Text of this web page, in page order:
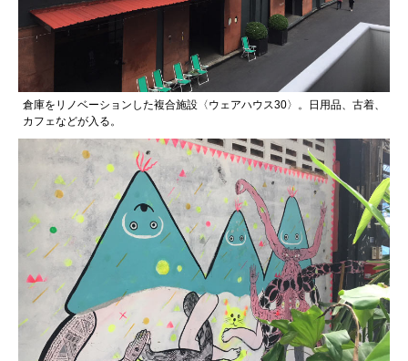
倉庫をリノベーションした複合施設〈ウェアハウス30〉。日用品、古着、
カフェなどが入る。